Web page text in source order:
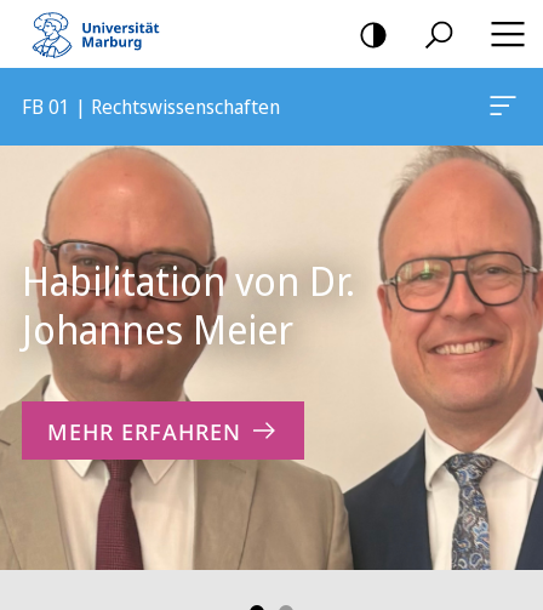
Mobile-
Navigation
FB 01 | Rechtswissenschaften
Hauptinhalt
Habilitation von Dr.
Johannes Meier
MEHR ERFAHREN